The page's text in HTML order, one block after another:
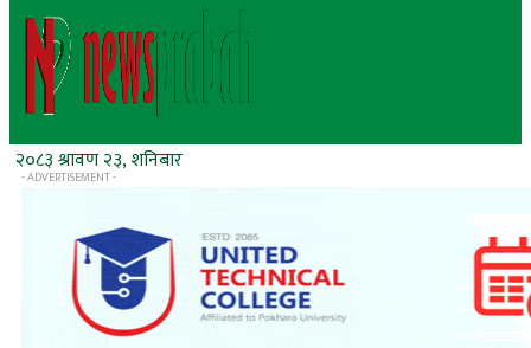
२०८३ श्रावण २३, शनिबार
- ADVERTISEMENT -